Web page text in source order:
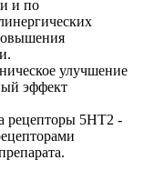
и по
улучшение
эффект
рецепторы 5НТ2 -